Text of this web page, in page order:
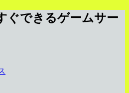
ぐできるゲームサー